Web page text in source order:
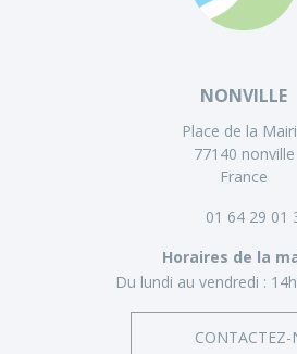
NONVILLE
Place de la
77140 nonville
France
01 64 29 01
Horaires de la
Du lundi au vendredi :
CONTACTEZ-